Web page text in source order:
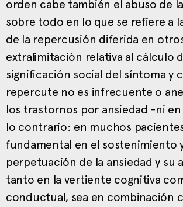
orden cabe también el abuso de
sobre todo en lo que se refiere a
de la repercusión diferida en
extralimitación relativa al cálculo
significación social del síntoma y
repercute no es infrecuente o
los trastornos por ansiedad -ni
lo contrario: en muchos
fundamental en el sostenimiento
perpetuación de la ansiedad y su
tanto en la vertiente cognitiva
conductual, sea en combinación